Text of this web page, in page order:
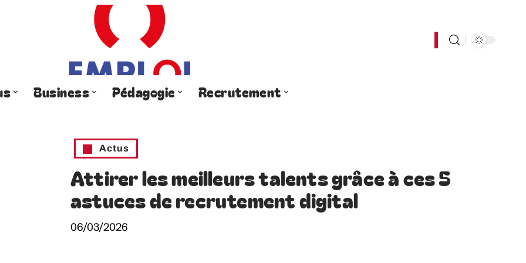
Business Pédagogie Recrutement
Actus
Attirer les meilleurs talents grâce à ces 5
astuces de recrutement digital
06/03/2026